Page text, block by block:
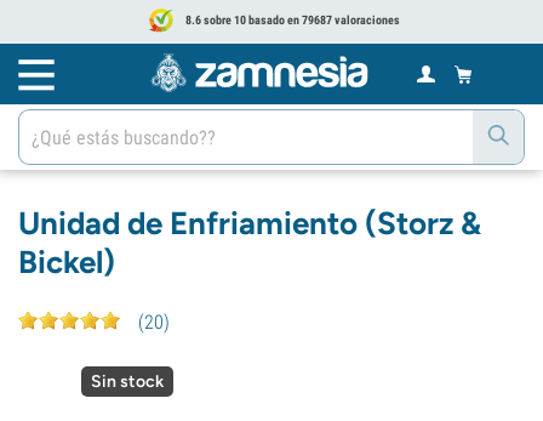
8.6 sobre 10 basado en 79687 valoraciones
Unidad de Enfriamiento (Storz &
Bickel)
(20)
Sin stock